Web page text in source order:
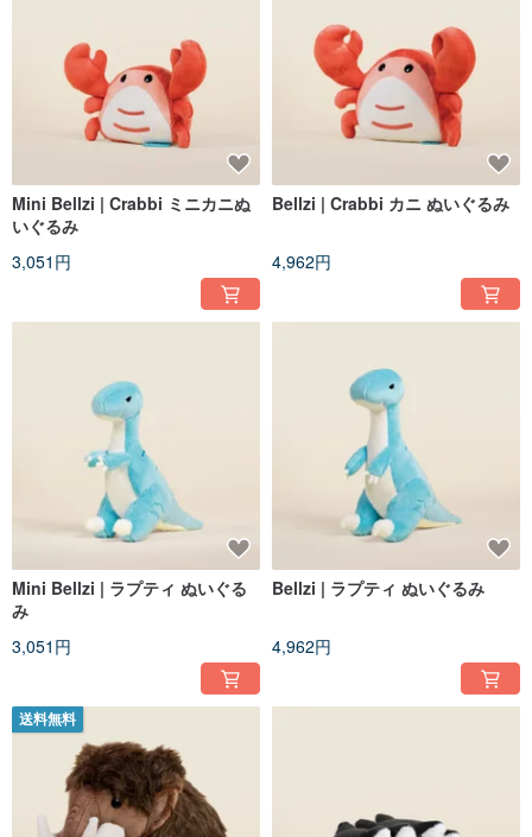
Mini Bellzi | Crabbi ミニカニぬ
いぐるみ
3,051円
Bellzi | Crabbi カニ ぬいぐるみ
4,962円
Mini Bellzi | ラプティ ぬいぐる
み
3,051円
Bellzi | ラプティ ぬいぐるみ
4,962円
送料無料